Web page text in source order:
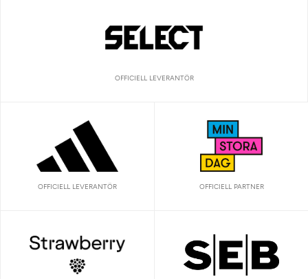
OFFICIELL LEVERANTÖR
OFFICIELL LEVERANTÖR OFFICIELL PARTNER